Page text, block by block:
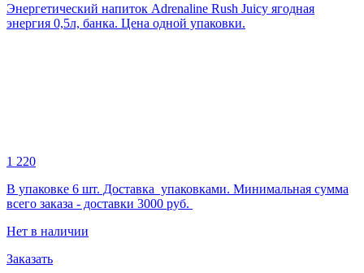
Энергетический напиток Adrenaline Rush Juicy ягодная
энергия 0,5л, банка. Цена одной упаковки.
1 220
В упаковке 6 шт. Доставка упаковками. Минимальная сумма
всего заказа - доставки 3000 руб.
Нет в наличии
Заказать